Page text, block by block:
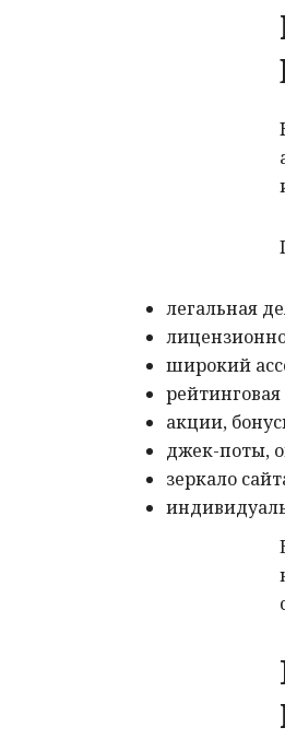
легальная
широкий
рейтинговая
акции,
джек-поты,
зеркало